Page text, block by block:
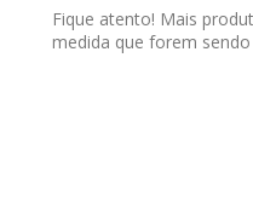
Fique atento! Mais
medida que forem